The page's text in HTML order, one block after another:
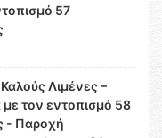
57
Λιμένες –
τον εντοπισμό 58
- Παροχή